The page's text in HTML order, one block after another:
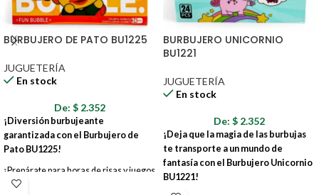
BURBUJERO DE PATO BU1225
JUGUETERÍA
En stock
De: $ 2.352
¡Diversión burbujeante
garantizada con el Burbujero de
Pato BU1225!
¡Prepárate para horas de risas y juegos
al aire libre con este adorable burbujero
BURBUJERO UNICORNIO
BU1221
JUGUETERÍA
En stock
De: $ 2.352
¡Deja que la magia de las burbujas
te transporte a un mundo de
fantasía con el Burbujero Unicornio
BU1221!